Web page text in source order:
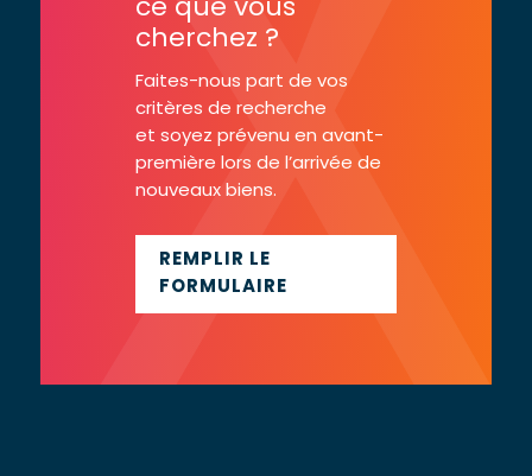
ce que vous
cherchez ?
Faites-nous part de vos
critères de recherche
et soyez prévenu en avant-
première lors de l’arrivée de
nouveaux biens.
REMPLIR LE
FORMULAIRE